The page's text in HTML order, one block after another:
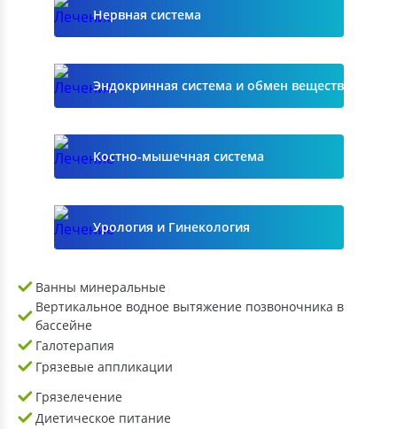
Нервная система
Эндокринная система и обмен веществ
Костно-мышечная система
Урология и Гинекология
Ванны минеральные
Вертикальное водное вытяжение позвоночника в
бассейне
Галотерапия
Грязевые аппликации
Грязелечение
Диетическое питание